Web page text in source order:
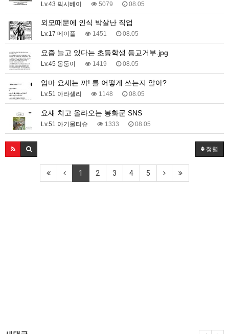
Lv.43 픽시베이 5079 08.05
외모때문에 인식 박살난 직업
Lv.17 메이플 1451 08.05
요즘 늘고 있다는 초등학생 등교거부.jpg
Lv.45 몽둥이 1419 08.05
엄마 요새는 꺄! 를 어떻게 쓰는지 알아?
Lv.51 아라셀리 1148 08.05
요새 치고 올라오는 봉화군 SNS
Lv.51 아기물티슈 1333 08.05
정렬
1 2 3 4 5